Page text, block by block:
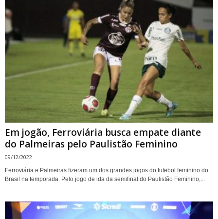
Em jogão, Ferroviária busca empate diante
do Palmeiras pelo Paulistão Feminino
09/12/2022
Ferroviária e Palmeiras fizeram um dos grandes jogos do futebol feminino do
Brasil na temporada. Pelo jogo de ida da semifinal do Paulistão Feminino,...